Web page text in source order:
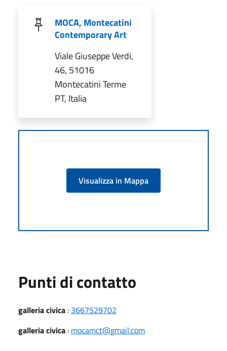
MOCA, Montecatini
Contemporary Art
Viale Giuseppe Verdi,
46, 51016
Montecatini Terme
PT, Italia
Visualizza in Mappa
Punti di contatto
galleria civica : 3667529702
galleria civica : mocamct@gmail.com